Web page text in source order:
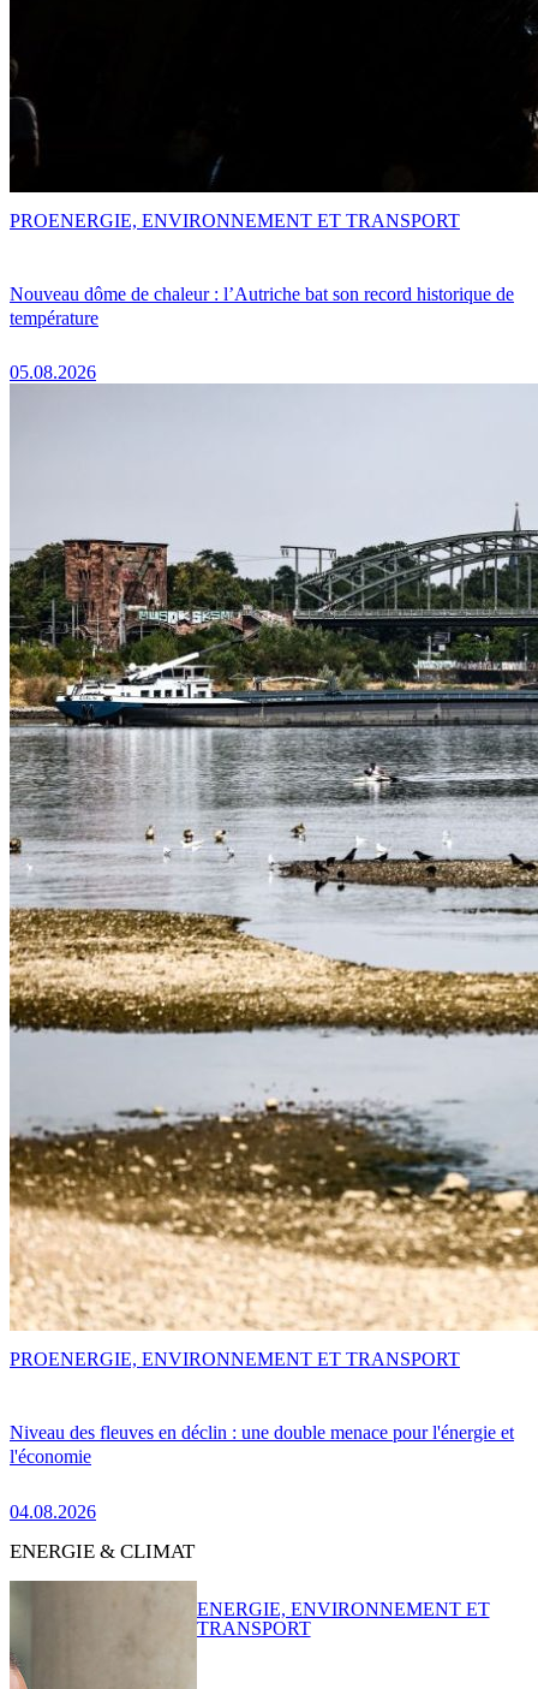
Nouveau dôme de chaleur : l’Autriche bat son record historique de
température
05.08.2026
PROENERGIE, ENVIRONNEMENT ET TRANSPORT
Niveau des fleuves en déclin : une double menace pour l'énergie et
l'économie
04.08.2026
PROENERGIE, ENVIRONNEMENT ET TRANSPORT
ENERGIE & CLIMAT
ENERGIE, ENVIRONNEMENT ET
TRANSPORT